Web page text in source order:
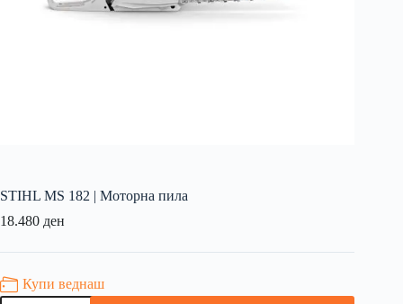
STIHL MS 182 | Моторна пила
18.480 ден
Купи веднаш